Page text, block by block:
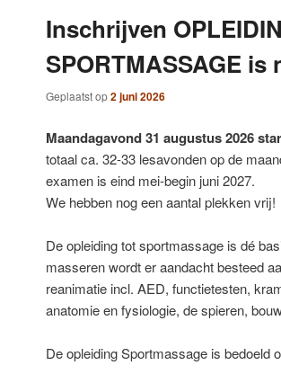
Inschrijven
SPORTMASSAGE
Geplaatst op2 juni 2026
Maandagavond 31 augustus 2026
totaal ca. 32-33 lesavonden op de
examen is eind mei-begin juni 2027.
We hebben nog een aantal plekken vrij!
De opleiding tot sportmassage is dé
masseren wordt er aandacht besteed
reanimatie incl. AED, functietesten,
anatomie en fysiologie, de spieren,
De opleiding Sportmassage is bedoeld